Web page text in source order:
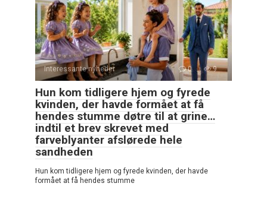
Interessante nyheder 0 9
Hun kom tidligere hjem og fyrede
kvinden, der havde formået at få
hendes stumme døtre til at grine…
indtil et brev skrevet med
farveblyanter afslørede hele
sandheden
Hun kom tidligere hjem og fyrede kvinden, der havde
formået at få hendes stumme